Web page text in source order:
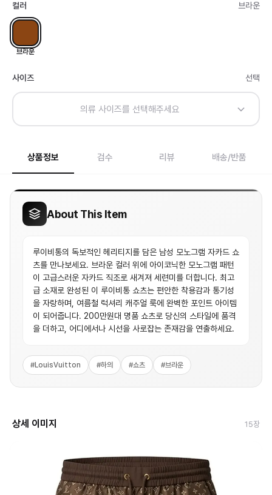
컬러 브라운
브라운
사이즈 선택
의류 사이즈를 선택해주세요
상품정보 검수 리뷰 배송/반품
About This Item
루이비통의 독보적인 헤리티지를 담은 남성 모노그램 자카드 쇼
츠를 만나보세요. 브라운 컬러 위에 아이코닉한 모노그램 패턴
이 고급스러운 자카드 직조로 새겨져 세련미를 더합니다. 최고
급 소재로 완성된 이 루이비통 쇼츠는 편안한 착용감과 통기성
을 자랑하며, 여름철 럭셔리 캐주얼 룩에 완벽한 포인트 아이템
이 되어줍니다. 200만원대 명품 쇼츠로 당신의 스타일에 품격
을 더하고, 어디에서나 시선을 사로잡는 존재감을 연출하세요.
#LouisVuitton #하의 #쇼츠 #브라운
상세 이미지 15장